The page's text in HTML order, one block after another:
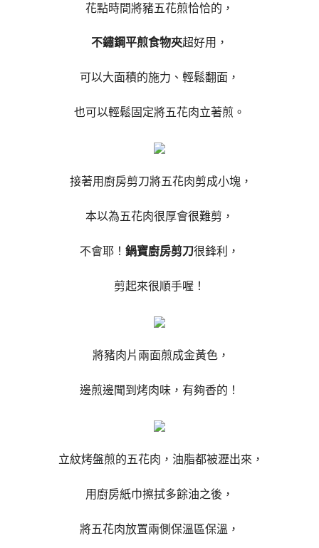
花點時間將豬五花煎恰恰的，
不鏽鋼平煎食物夾超好用，
可以大面積的施力、輕鬆翻面，
也可以輕鬆固定將五花肉立著煎。
接著用廚房剪刀將五花肉剪成小塊，
本以為五花肉很厚會很難剪，
不會耶！ 鍋寶廚房剪刀很鋒利，
剪起來很順手喔！
將豬肉片兩面煎成金黃色，
邊煎邊聞到烤肉味，有夠香的！
立紋烤盤煎的五花肉，油脂都被瀝出來，
用廚房紙巾擦拭多餘油之後，
將五花肉放置兩側保溫區保溫，